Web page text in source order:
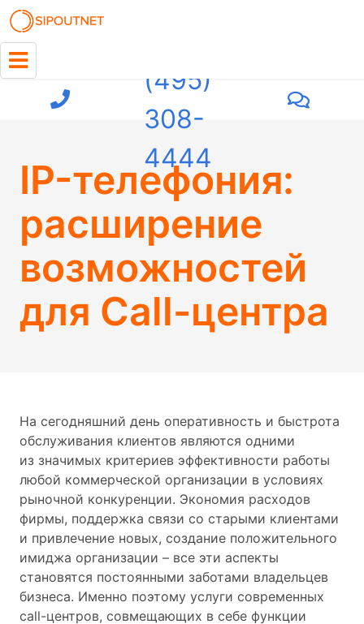
(495)
308-
4444
IP-телефония:
расширение
возможностей
для Call-центра
На сегодняшний день оперативность и быстрота
обслуживания клиентов являются одними
из значимых критериев эффективности работы
любой коммерческой организации в условиях
рыночной конкуренции. Экономия расходов
фирмы, поддержка связи со старыми клиентами
и привлечение новых, создание положительного
имиджа организации – все эти аспекты
становятся постоянными заботами владельцев
бизнеса. Именно поэтому услуги современных
call-центров, совмещающих в себе функции